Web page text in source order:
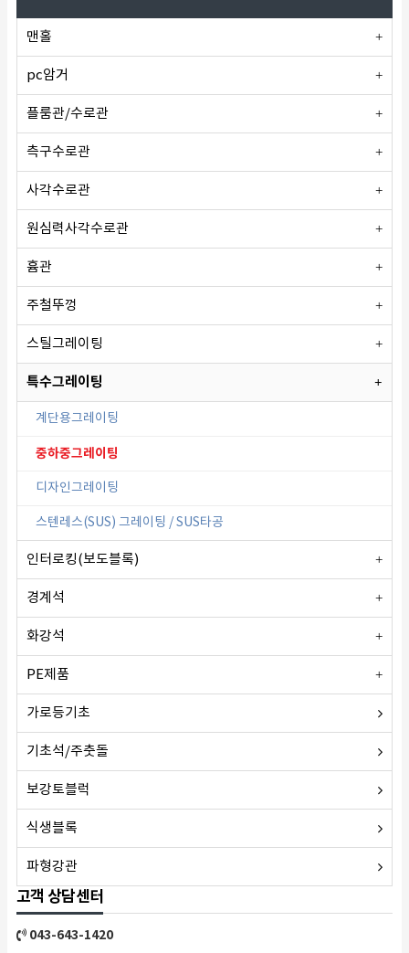
맨홀
pc암거
플룸관/수로관
측구수로관
사각수로관
원심력사각수로관
흄관
주철뚜껑
스틸그레이팅
특수그레이팅
계단용그레이팅
중하중그레이팅
디자인그레이팅
스텐레스(SUS) 그레이팅 / SUS타공
인터로킹(보도블록)
경계석
화강석
PE제품
가로등기초
기초석/주춧돌
보강토블럭
식생블록
파형강관
고객 상담센터
043-643-1420